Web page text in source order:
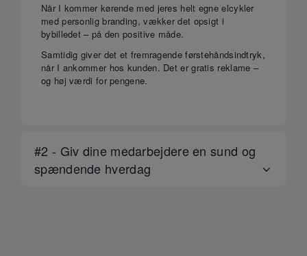
Når I kommer kørende med jeres helt egne elcykler
med personlig branding, vækker det opsigt i
bybilledet – på den positive måde.
Samtidig giver det et fremragende førstehåndsindtryk,
når I ankommer hos kunden. Det er gratis reklame –
og høj værdi for pengene.
#2 - Giv dine medarbejdere en sund og
spændende hverdag